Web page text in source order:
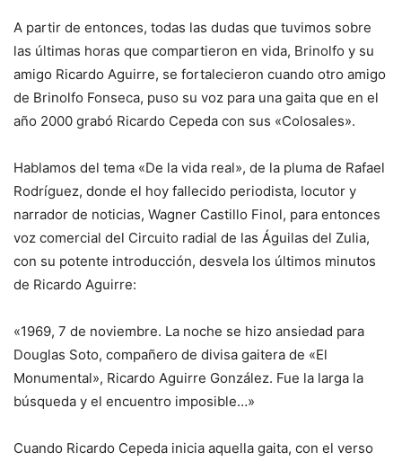
A partir de entonces, todas las dudas que tuvimos sobre
las últimas horas que compartieron en vida, Brinolfo y su
amigo Ricardo Aguirre, se fortalecieron cuando otro amigo
de Brinolfo Fonseca, puso su voz para una gaita que en el
año 2000 grabó Ricardo Cepeda con sus «Colosales».
Hablamos del tema «De la vida real», de la pluma de Rafael
Rodríguez, donde el hoy fallecido periodista, locutor y
narrador de noticias, Wagner Castillo Finol, para entonces
voz comercial del Circuito radial de las Águilas del Zulia,
con su potente introducción, desvela los últimos minutos
de Ricardo Aguirre:
«1969, 7 de noviembre. La noche se hizo ansiedad para
Douglas Soto, compañero de divisa gaitera de «El
Monumental», Ricardo Aguirre González. Fue la larga la
búsqueda y el encuentro imposible…»
Cuando Ricardo Cepeda inicia aquella gaita, con el verso